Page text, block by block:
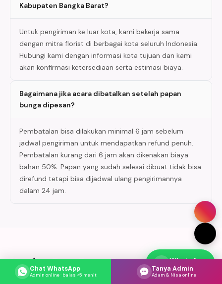
Kabupaten Bangka Barat?
Untuk pengiriman ke luar kota, kami bekerja sama
dengan mitra florist di berbagai kota seluruh Indonesia.
Hubungi kami dengan informasi kota tujuan dan kami
akan konfirmasi ketersediaan serta estimasi biaya.
Bagaimana jika acara dibatalkan setelah papan
bunga dipesan?
Pembatalan bisa dilakukan minimal 6 jam sebelum
jadwal pengiriman untuk mendapatkan refund penuh.
Pembatalan kurang dari 6 jam akan dikenakan biaya
bahan 50%. Papan yang sudah selesai dibuat tidak bisa
direfund tetapi bisa dijadwal ulang pengirimannya
dalam 24 jam.
Katalog Foto Papan Bunga di Kabupaten
Bangka Barat
WhatsApp
Respons cepat
Chat WhatsApp
Admin online · balas <5 menit
Tanya Admin
Adam & Nisa online